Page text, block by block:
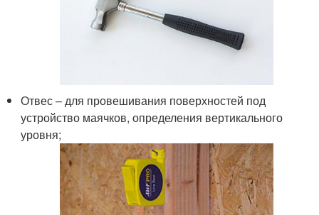
Отвес – для провешивания поверхностей под
устройство маячков, определения вертикального
уровня;